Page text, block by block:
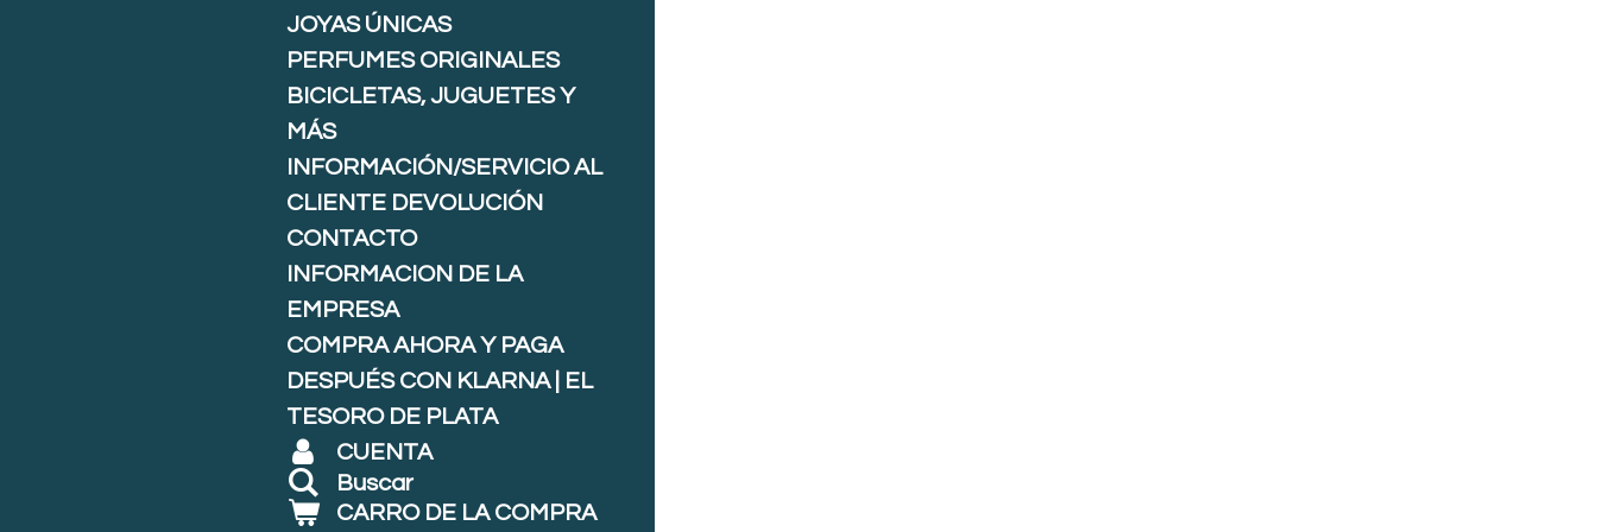
JOYAS ÚNICAS
PERFUMES ORIGINALES
BICICLETAS, JUGUETES Y
MÁS
INFORMACIÓN/SERVICIO AL
CLIENTE DEVOLUCIÓN
CONTACTO
INFORMACION DE LA
EMPRESA
COMPRA AHORA Y PAGA
DESPUÉS CON KLARNA | EL
TESORO DE PLATA
CUENTA
Buscar
CARRO DE LA COMPRA